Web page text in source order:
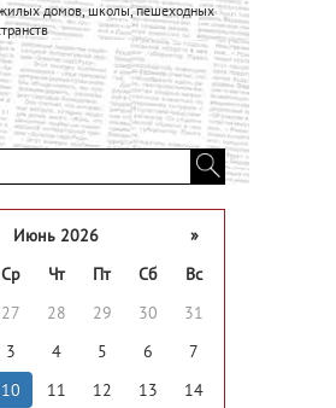
домов, школы, пешеходных
Июнь 2026
»
Ср Чт Пт Сб
Вс
27 28 29 30
31
3 4 5 6
7
10 11 12 13
14